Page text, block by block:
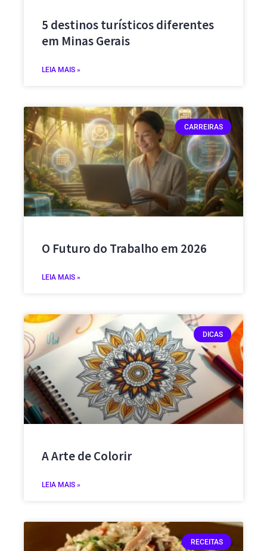
5 destinos turísticos diferentes
em Minas Gerais
LEIA MAIS »
CARREIRAS
O Futuro do Trabalho em 2026
LEIA MAIS »
DICAS
A Arte de Colorir
LEIA MAIS »
RECEITAS